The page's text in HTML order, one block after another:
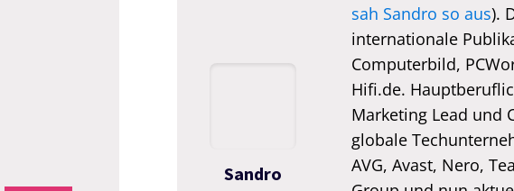
Sandro
sah Sandro so aus).
internationale
Computerbild,
Hifi.de.
Marketing Lead und
globale
AVG, Avast, Nero,